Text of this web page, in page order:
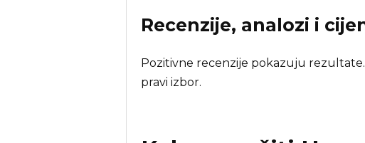
Recenzije, analozi i
Pozitivne recenzije pokazuju
pravi izbor.